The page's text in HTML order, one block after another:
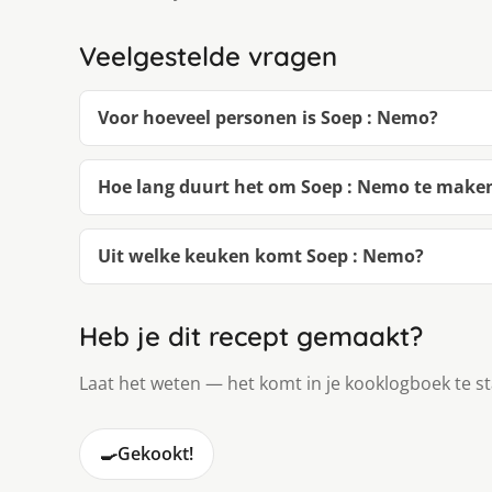
Veelgestelde vragen
Voor hoeveel personen is Soep : Nemo?
Hoe lang duurt het om Soep : Nemo te
Uit welke keuken komt Soep : Nemo?
Heb je dit recept gemaakt?
Laat het weten — het komt in je kooklogboek te
🍳Gekookt!